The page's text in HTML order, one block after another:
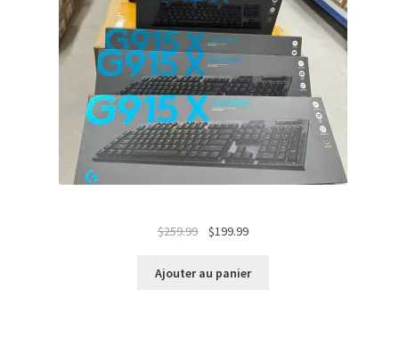
$259.99
Le
initial
$199.99Le
actuel
Ajouter au panier